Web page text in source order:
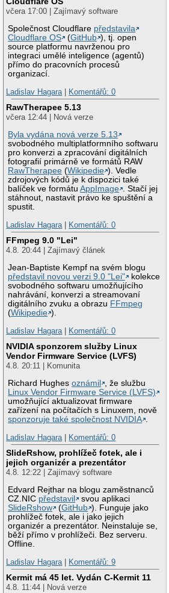
včera 17:00 | Zajímavý software
Společnost Cloudflare představila
Cloudflare OS
(GitHub ), tj. open
source platformu navrženou pro
integraci umělé inteligence (agentů)
přímo do pracovních procesů
organizací.
Ladislav Hagara
Komentářů: 0
RawTherapee 5.13
včera 12:44 | Nová verze
Byla vydána nová verze 5.13
svobodného multiplatformního softwaru
pro konverzi a zpracování digitálních
fotografií primárně ve formátů RAW
RawTherapee (Wikipedie ). Vedle
zdrojových kódů je k dispozici také
balíček ve formátuAppImage . Stačí jej
stáhnout, nastavit právo ke spuštění a
spustit.
Ladislav Hagara
Komentářů: 0
FFmpeg 9.0 "Lei"
4.8. 20:44 | Zajímavý článek
Jean-Baptiste Kempf na svém blogu
představil novou verzi 9.0 "Lei"
kolekce
svobodného softwaru umožňujícího
nahrávání, konverzi a streamovaní
digitálního zvuku a obrazu FFmpeg
(Wikipedie ).
Ladislav Hagara
Komentářů: 0
NVIDIA sponzorem služby Linux
Vendor Firmware Service (LVFS)
4.8. 20:11 | Komunita
Richard Hughesoznámil
, že službu
Linux Vendor Firmware Service (LVFS)
umožňující aktualizovat firmware
zařízení na počítačích s Linuxem, nově
sponzoruje také společnost NVIDIA .
Ladislav Hagara | Komentářů: 0
SlideRshow, prohlížeč fotek, ale i
jejich organizér a prezentátor
4.8. 12:22 | Zajímavý software
Edvard Rejthar na blogu zaměstnanců
CZ.NIC představil
svou aplikaci
SlideRshow
(GitHub ). Funguje jako
prohlížeč fotek, ale i jako jejich
organizér a prezentátor. Neinstaluje se,
běží přímo v prohlížeči. Bez serveru.
Offline.
Ladislav Hagara | Komentářů: 9
Kermit má 45 let. Vydán C-Kermit 11
4.8. 11:44 | Nová verze